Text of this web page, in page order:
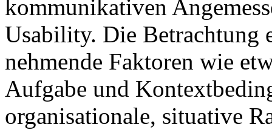
kommunikativen
Usability. Die Betrachtung
nehmende Faktoren wie
Aufgabe und
organisationale, situative